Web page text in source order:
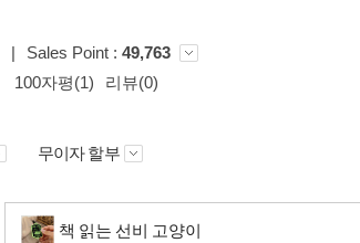
| Sales Point : 49,763
100자평(1) 리뷰(0)
무이자 할부
책 읽는 선비 고양이